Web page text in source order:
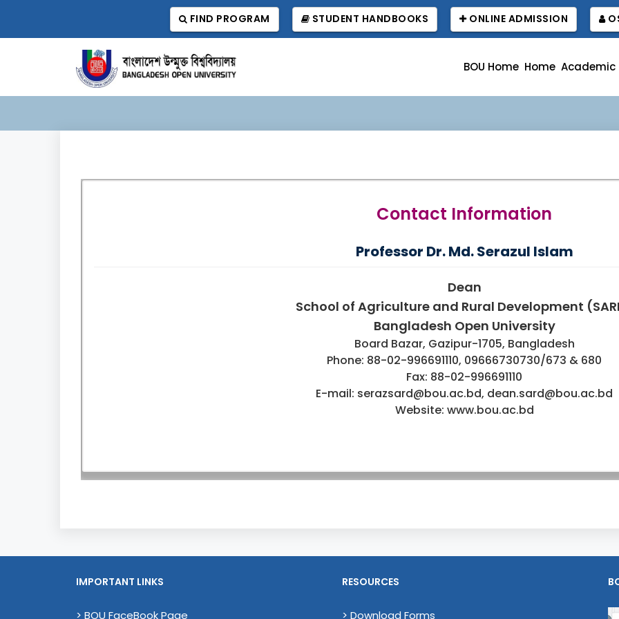
FIND PROGRAM STUDENT HANDBOOKS ONLINE ADMISSION
BOU Home Home Academic
Contact Information
Professor Dr. Md. Serazul Islam
Dean
School of Agriculture and Rural Development
Bangladesh Open University
Board Bazar, Gazipur-1705, Bangladesh
Phone: 88-02-996691110, 09666730730/673 & 680
Fax: 88-02-996691110
E-mail: serazsard@bou.ac.bd, dean.sard@bou.ac.bd
Website: www.bou.ac.bd
IMPORTANT LINKS
> BOU FaceBook Page
RESOURCES
> Download Forms